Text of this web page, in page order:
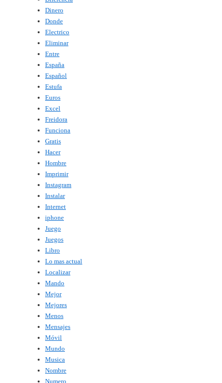
Dinero
Donde
Electrico
Eliminar
Entre
España
Español
Estufa
Euros
Excel
Freidora
Funciona
Gratis
Hacer
Hombre
Imprimir
Instagram
Instalar
Internet
iphone
Juego
Juegos
Libro
Lo mas actual
Localizar
Mando
Mejor
Mejores
Menos
Mensajes
Móvil
Mundo
Musica
Nombre
Numero